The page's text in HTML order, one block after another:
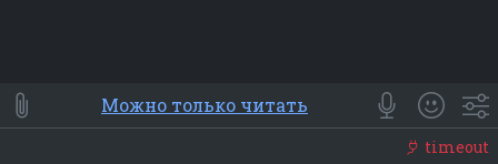
⭐ Мои Smile
😀 Emoji
Смайлики
Люди Животные Еда Объекты
Можно только читать
timeout